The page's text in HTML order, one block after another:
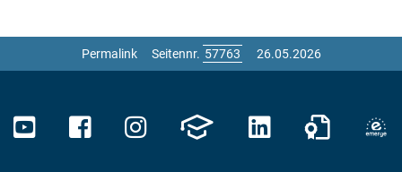
Permalink Seitennr. 26.05.2026